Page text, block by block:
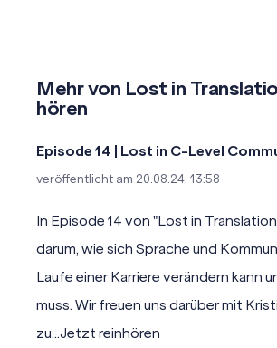
Mehr von Lost in
hören
Episode 14 | Lost in C-Level
veröffentlicht am 20.08.24, 13:58
In Episode 14 von "Lost in
darum, wie sich Sprache und
Laufe einer Karriere verändern kann
muss. Wir freuen uns darüber mit
zu...Jetzt reinhören